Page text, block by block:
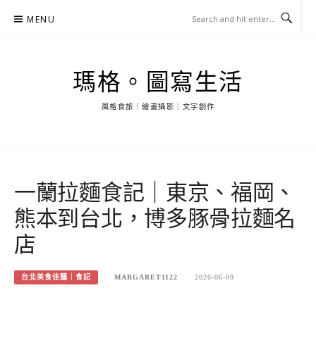
MENU
瑪格。圖寫生活
風格食旅｜繪畫攝影｜文字創作
一蘭拉麵食記｜東京、福岡、
熊本到台北，博多豚骨拉麵名
店
台北美食佳釀｜食記 MARGARET1122 2026-06-09